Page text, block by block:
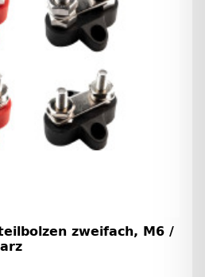
zweifach, M6 /